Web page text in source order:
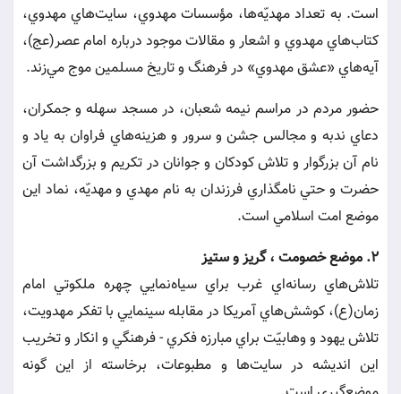
است. به تعداد مهديّه‌ها، مؤسسات مهدوي، سايت‌هاي مهدوي،
كتاب‌هاي مهدوي و اشعار و مقالات موجود درباره امام عصر(عج)،
آيه‌هاي «عشق مهدوي» در فرهنگ و تاريخ مسلمين موج مي‌زند.
حضور مردم در مراسم نيمه شعبان، در مسجد سهله و جمكران،
دعاي ندبه و مجالس جشن و سرور و هزينه‌هاي فراوان به ياد و
نام آن بزرگوار و تلاش كودكان و جوانان در تكريم و بزرگداشت آن
حضرت و حتي نامگذاري فرزندان به نام مهدي و مهديّه، نماد اين
موضع امت اسلامي است.
2. موضع خصومت ، گريز و ستيز
تلاش‌هاي رسانه‌اي غرب براي سياه‌نمايي چهره ملكوتي امام
زمان(ع)، كوشش‌هاي آمريكا در مقابله سينمايي با تفكر مهدويت،
تلاش يهود و وهابيّت براي مبارزه فكري - فرهنگي و انكار و تخريب
اين انديشه در سايت‌ها و مطبوعات، برخاسته از اين گونه